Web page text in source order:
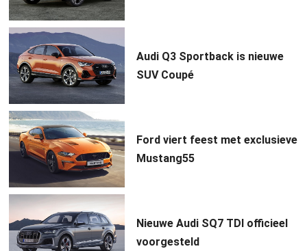
Audi Q3 Sportback is nieuwe
SUV Coupé
Ford viert feest met exclusieve
Mustang55
Nieuwe Audi SQ7 TDI officieel
voorgesteld